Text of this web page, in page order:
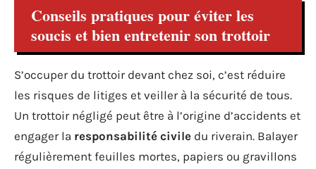
Conseils pratiques pour éviter les
soucis et bien entretenir son trottoir
S’occuper du trottoir devant chez soi, c’est réduire
les risques de litiges et veiller à la sécurité de tous.
Un trottoir négligé peut être à l’origine d’accidents et
engager la responsabilité civile du riverain. Balayer
régulièrement feuilles mortes, papiers ou gravillons